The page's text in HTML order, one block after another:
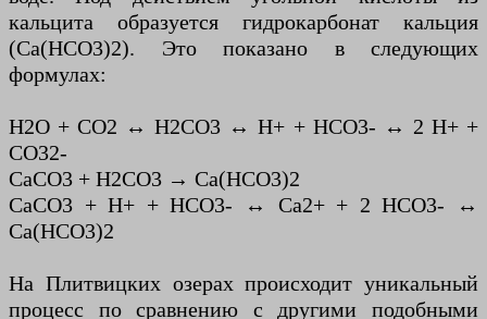
кальцита образуется гидрокарбонат кальция
(Ca(HCO3)2). Это показано в следующих
формулах:
H2O + CO2 ↔ H2CO3 ↔ H+ + HCO3- ↔ 2 H+ +
CO32-
CaCO3 + H2CO3 → Ca(HCO3)2
CaCO3 + H+ + HCO3- ↔ Ca2+ + 2 HCO3- ↔
Ca(HCO3)2
На Плитвицких озерах происходит уникальный
процесс по сравнению с другими подобными